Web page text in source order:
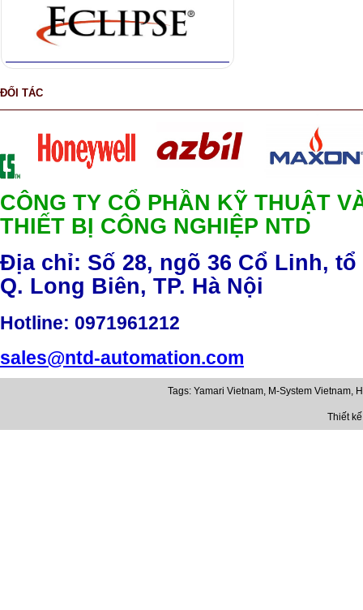
ĐỐI TÁC
CÔNG TY CỔ PHẦN KỸ THUẬT
THIẾT BỊ CÔNG NGHIỆP NTD
Địa chỉ: Số 28, ngõ 36 Cổ Linh, tổ
Q. Long Biên, TP. Hà Nội
Hotline: 0971961212
sales@ntd-automation.com
Tags: Yamari Vietnam, M-System Vietnam,
Thiết